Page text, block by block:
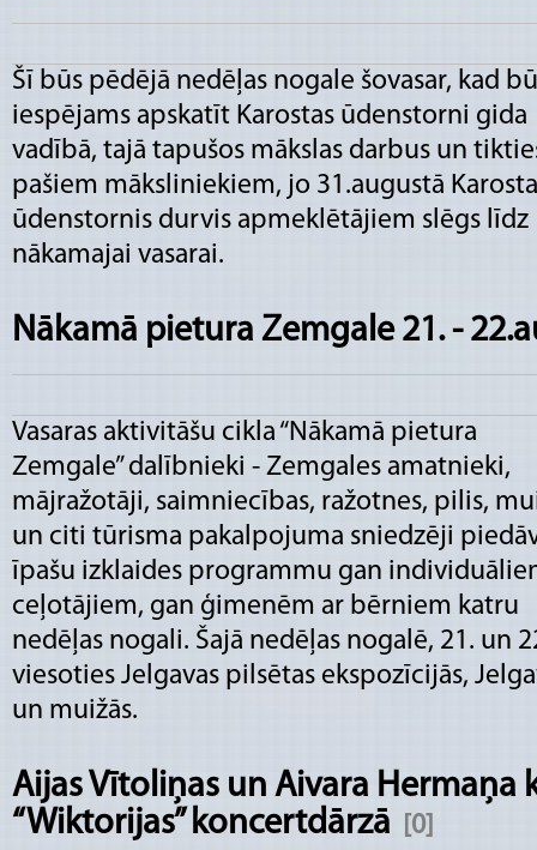
Šī būs pēdējā nedēļas nogale šovasar, kad
iespējams apskatīt Karostas ūdenstorni gida
vadībā, tajā tapušos mākslas darbus un
pašiem māksliniekiem, jo 31.augustā
ūdenstornis durvis apmeklētājiem slēgs līdz
nākamajai vasarai.
Nākamā pietura Zemgale 21. -
Vasaras aktivitāšu cikla “Nākamā pietura
Zemgale” dalībnieki - Zemgales amatnieki,
mājražotāji, saimniecības, ražotnes, pilis,
un citi tūrisma pakalpojuma sniedzēji
īpašu izklaides programmu gan
ceļotājiem, gan ģimenēm ar bērniem katru
nedēļas nogali. Šajā nedēļas nogalē, 21. un
viesoties Jelgavas pilsētas ekspozīcijās,
un muižās.
Aijas Vītoliņas un Aivara Hermaņa
“Wiktorijas” koncertdārzā
[0]